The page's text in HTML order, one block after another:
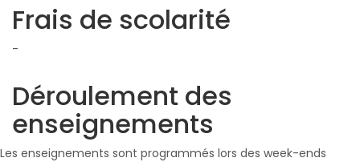
Frais de scolarité
-
Déroulement des
enseignements
Les enseignements sont programmés lors des week-ends